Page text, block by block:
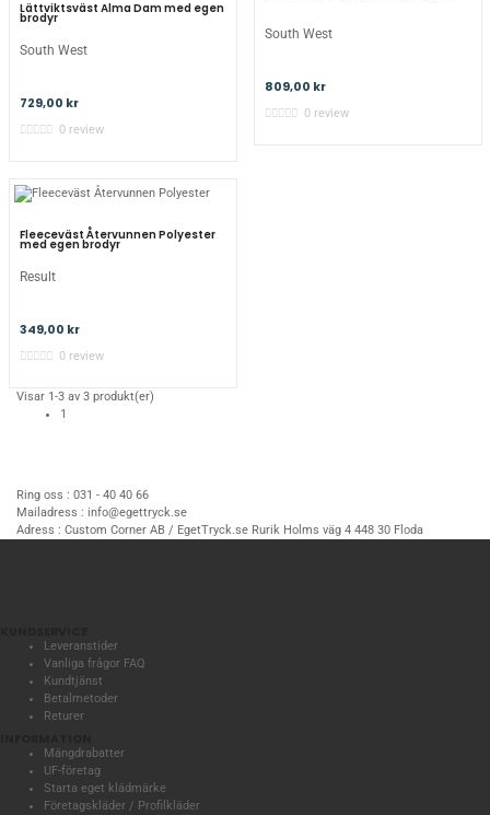
Lättviktsväst Alma Dam med egen
brodyr
South West
729,00 kr
0 review
South West
809,00 kr
0 review
Fleeceväst Återvunnen Polyester
med egen brodyr
Result
349,00 kr
0 review
Visar 1-3 av 3 produkt(er)
1
Ring oss : 031 - 40 40 66
Mailadress : info@egettryck.se
Adress : Custom Corner AB / EgetTryck.se Rurik Holms väg 4 448 30 Floda
Leveranstider
Vanliga frågor FAQ
Kundtjänst
Betalmetoder
Returer
Mängdrabatter
UF-företag
Starta eget klädmärke
Företagskläder / Profilkläder